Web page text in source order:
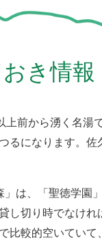
き情報
上前から湧く名湯
るになります。
は、「聖徳学園
し切り時でなけれ
比較的空いてい